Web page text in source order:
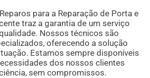
para a Reparação de Porta e
traz a garantia de um serviço
Nossos técnicos são
oferecendo a solução
Estamos sempre disponíveis
dos nossos clientes
sem compromissos.